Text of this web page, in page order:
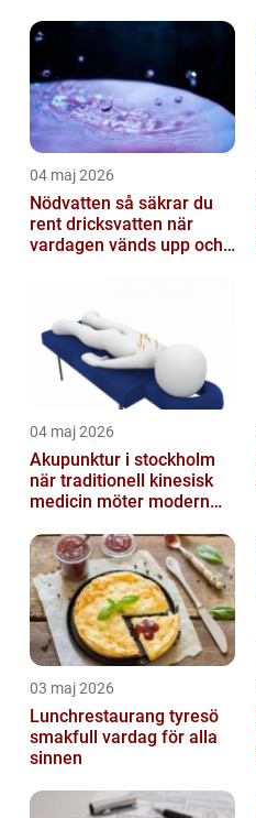
04 maj 2026
Nödvatten så säkrar du
rent dricksvatten när
vardagen vänds upp och
04 maj 2026
Akupunktur i stockholm
när traditionell kinesisk
medicin möter modern
03 maj 2026
Lunchrestaurang tyresö
smakfull vardag för alla
sinnen